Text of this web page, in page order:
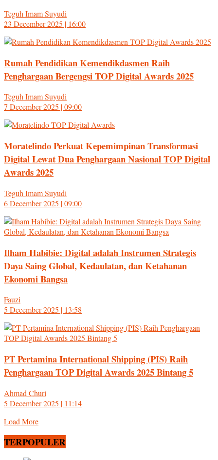
Teguh Imam Suyudi
23 December 2025 | 16:00
Rumah Pendidikan Kemendikdasmen Raih
Penghargaan Bergengsi TOP Digital Awards 2025
Teguh Imam Suyudi
7 December 2025 | 09:00
Moratelindo Perkuat Kepemimpinan Transformasi
Digital Lewat Dua Penghargaan Nasional TOP Digital
Awards 2025
Teguh Imam Suyudi
6 December 2025 | 09:00
Ilham Habibie: Digital adalah Instrumen Strategis
Daya Saing Global, Kedaulatan, dan Ketahanan
Ekonomi Bangsa
Fauzi
5 December 2025 | 13:58
PT Pertamina International Shipping (PIS) Raih
Penghargaan TOP Digital Awards 2025 Bintang 5
Ahmad Churi
5 December 2025 | 11:14
Load More
TERPOPULER